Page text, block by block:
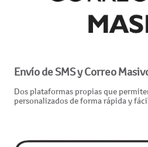
Envío de SMS y Correo
Dos plataformas propias que
personalizados de forma rápida y